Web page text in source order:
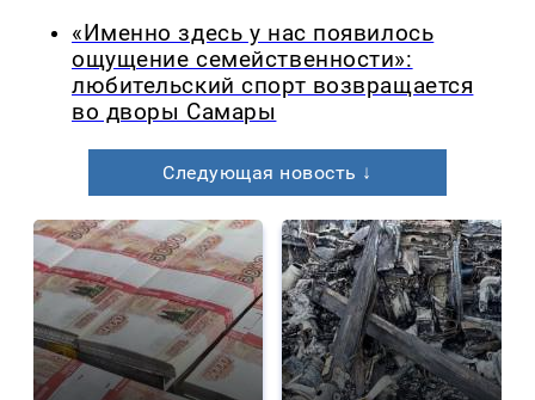
«Именно здесь у нас появилось
ощущение семейственности»:
любительский спорт возвращается
во дворы Самары
Следующая новость ↓